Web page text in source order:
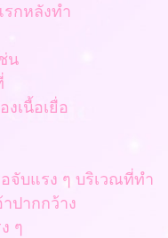
กหลังทำ
น
เนื้อเยื่อ
จับแรง ๆ บริเวณที่ทำ
ปากกว้าง
ๆ